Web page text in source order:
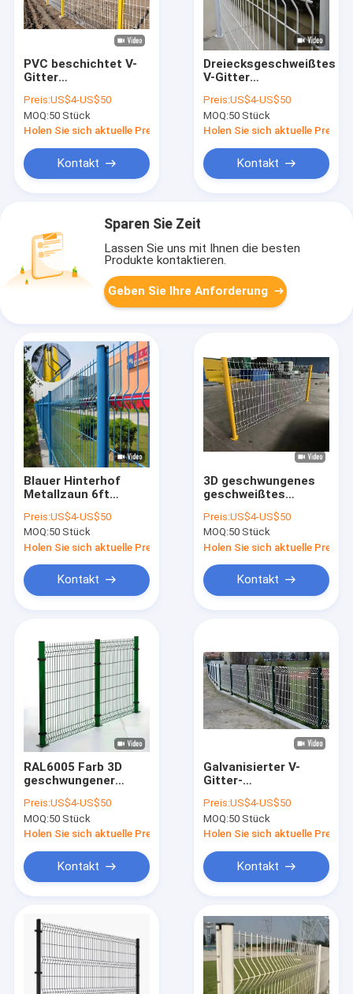
Produkte
VR-Show
PVC beschichtet V-
Gitter
Hochgeschweißtes
Metall Gartenzaun
Preis:US$4-US$50
MOQ:50 Stück
Holen Sie sich aktuelle Preis
Kontakt
Dreiecksgeschweißtes
V-Gitter
1500mm
Außenverzinktes
Schweißdraht
Preis:US$4-US$50
MOQ:50 Stück
Holen Sie sich aktuelle Preis
Kontakt
Sparen Sie Zeit
Lassen Sie uns mit Ihnen die besten
Produkte kontaktieren.
Geben Sie Ihre Anforderung
Blauer Hinterhof
Metallzaun 6ft
Doppeldrahtgitterzaun
Preis:US$4-US$50
MOQ:50 Stück
Holen Sie sich aktuelle Preis
Kontakt
3D geschwungenes
geschweißtes
Außen
Preis:US$4-US$50
MOQ:50 Stück
Holen Sie sich aktuelle Preis
Kontakt
RAL6005 Farb 3D
geschwungener
Sicherheit V-
Gitterzaun 1,8 Meter
hoch
Preis:US$4-US$50
MOQ:50 Stück
Holen Sie sich aktuelle Preis
Kontakt
Galvanisierter V-
Gitter-
Schweißdraht-Gitter-
Panelzaun Für
Schulspielplatz
Preis:US$4-US$50
MOQ:50 Stück
Holen Sie sich aktuelle Preis
Kontakt